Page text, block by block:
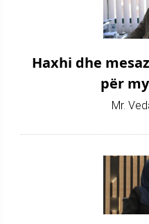
Haxhi dhe
për
Mr.